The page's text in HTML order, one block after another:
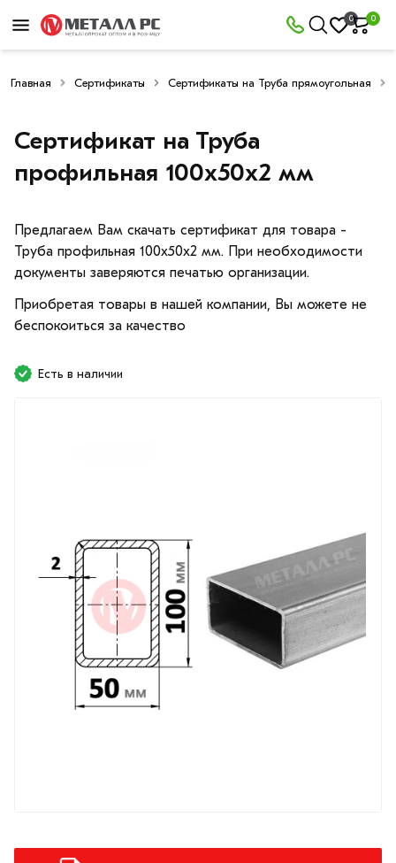
0 0
Главная Сертификаты Сертификаты на Труба прямоугольная
Сертификат на Труба
профильная 100х50х2 мм
Предлагаем Вам скачать сертификат для товара -
Труба профильная 100х50х2 мм. При необходимости
документы заверяются печатью организации.
Приобретая товары в нашей компании, Вы можете не
беспокоиться за качество
Есть в наличии